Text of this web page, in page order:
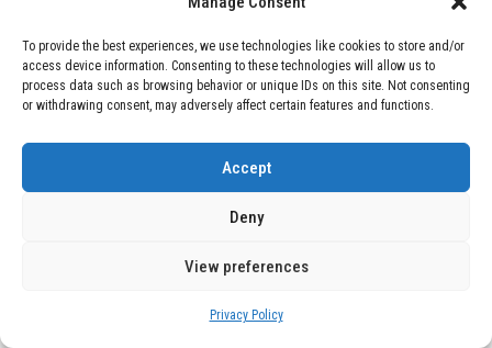
To provide the best experiences, we use technologies like cookies to store and/or
access device information. Consenting to these technologies will allow us to
process data such as browsing behavior or unique IDs on this site. Not consenting
or withdrawing consent, may adversely affect certain features and functions.
Accept
Deny
View preferences
Privacy Policy
Menos Dos Víctimas Fatales
DEAL OF THE MONTH
01
Vídeo impactante: BYD revela en
grabación cómo añadir 400 km de rango
en apenas 5 minutos de carga
Motor de 800 W, rango de 45 km y